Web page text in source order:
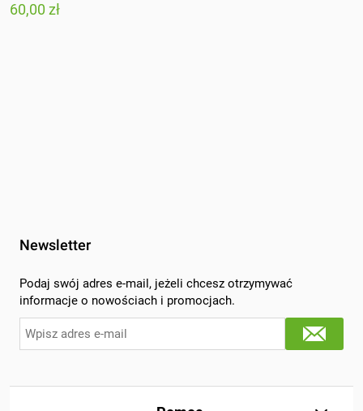
60,00 zł
Newsletter
Podaj swój adres e-mail, jeżeli chcesz otrzymywać
informacje o nowościach i promocjach.